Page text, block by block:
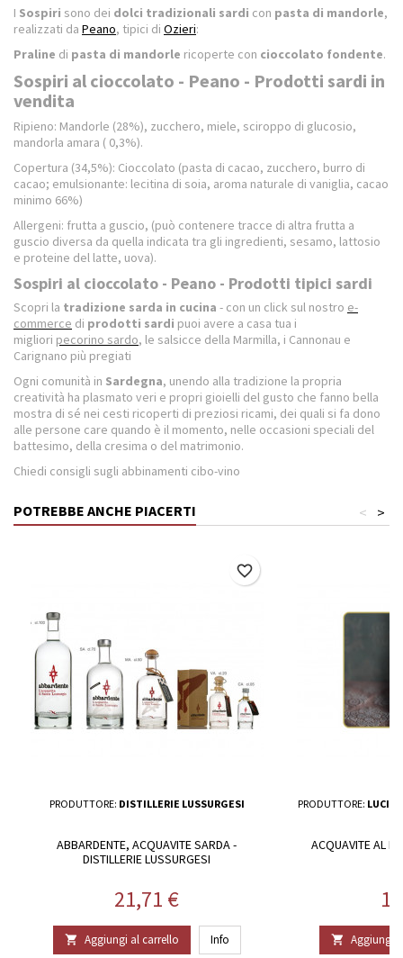
I Sospiri sono dei dolci tradizionali sardi con pasta di mandorle,
realizzati da Peano, tipici di Ozieri:
Praline di pasta di mandorle ricoperte con cioccolato fondente.
Sospiri al cioccolato - Peano - Prodotti sardi in
vendita
Ripieno: Mandorle (28%), zucchero, miele, sciroppo di glucosio,
mandorla amara ( 0,3%).
Copertura (34,5%): Cioccolato (pasta di cacao, zucchero, burro di
cacao; emulsionante: lecitina di soia, aroma naturale di vaniglia, cacao
minimo 66%)
Allergeni: frutta a guscio, (può contenere tracce di altra frutta a
guscio diversa da quella indicata tra gli ingredienti, sesamo, lattosio
e proteine del latte, uova).
Sospiri al cioccolato - Peano - Prodotti tipici sardi
Scopri la tradizione sarda in cucina - con un click sul nostro e-
commerce di prodotti sardi puoi avere a casa tua i
migliori pecorino sardo, le salsicce della Marmilla, i Cannonau e
Carignano più pregiati
Ogni comunità in Sardegna, unendo alla tradizione la propria
creatività ha plasmato veri e propri gioielli del gusto che fanno bella
mostra di sé nei cesti ricoperti di preziosi ricami, dei quali si fa dono
alle persone care quando è il momento, nelle occasioni speciali del
battesimo, della cresima o del matrimonio.
Chiedi consigli sugli abbinamenti cibo-vino
POTREBBE ANCHE PIACERTI >
<
PRODUTTORE: DISTILLERIE LUSSURGESI
ABBARDENTE, ACQUAVITE SARDA -
DISTILLERIE LUSSURGESI
Prezzo
21,71 €
 Aggiungi al carrello Info
favorite_border
PRODUTTORE: LUCIO
ACQUAVITE AL
 Aggiungi